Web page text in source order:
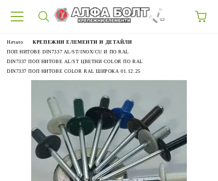
Начало
КРЕПЕЖНИ ЕЛЕМЕНТИ И ДЕТАЙЛИ
ПОП НИТОВЕ DIN7337 AL/ST/INOX/CU И ПО RAL
DIN7337 ПОП НИТОВЕ AL/ST ЦВЕТНИ COLOR ПО RAL
DIN7337 ПОП НИТОВЕ COLOR RAL ШИРОКА 01.12.25